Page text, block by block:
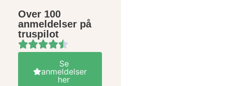
Over 100
anmeldelser på
truspilot
Se
anmeldelser
her